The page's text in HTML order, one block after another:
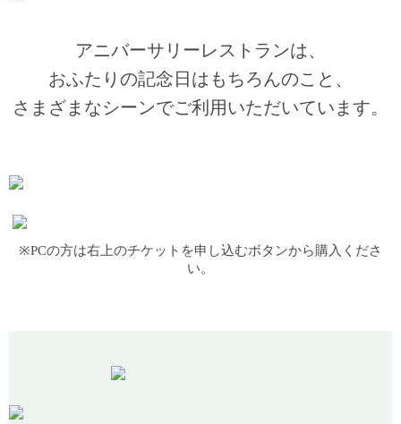
アニバーサリーレストランは、
おふたりの記念日はもちろんのこと、
さまざまなシーンでご利用いただいています。
※PCの方は右上のチケットを申し込むボタンから購入くださ
い。